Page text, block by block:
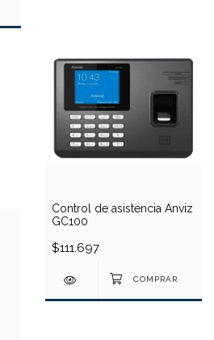
Control de asistencia Anviz
GC100
$111.697